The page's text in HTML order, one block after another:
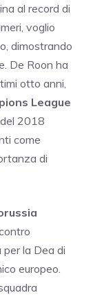
al record di
voglio
dimostrando
De Roon ha
otto anni,
League
del 2018
come
di
la Dea di
europeo.